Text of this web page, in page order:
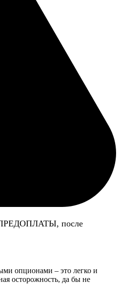
ПРЕДОПЛАТЫ, после
опционами – это легко и
осторожность, да бы не